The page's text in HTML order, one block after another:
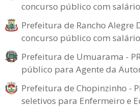
concurso público com
Prefeitura de Rancho Alegre
concurso público com
Prefeitura de Umuarama -
público para Agente da
Prefeitura de Chopinzinho -
seletivos para Enfermeiro e